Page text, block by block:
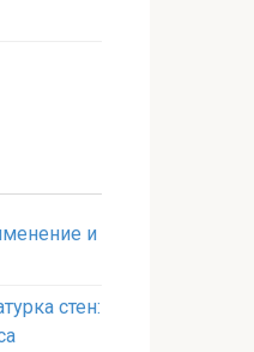
и
стен: